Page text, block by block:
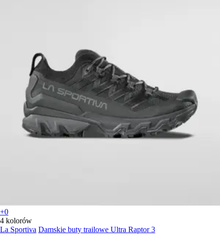
+0
4 kolorów
La Sportiva Damskie buty trailowe Ultra Raptor 3